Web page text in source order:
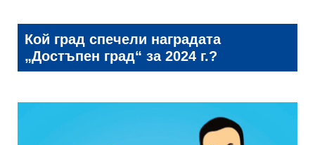
Кой град спечели наградата
„Достъпен град“ за 2024 г.?